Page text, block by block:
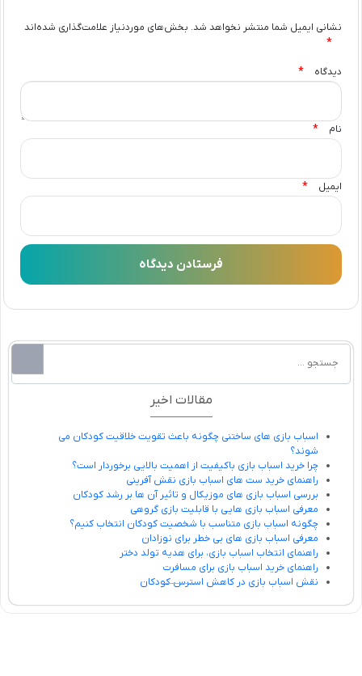
نشانی ایمیل شما منتشر نخواهد شد. بخش‌های موردنیاز علامت‌گذاری شده‌اند
*
دیدگاه *
نام *
ایمیل *
مقالات اخیر
اسباب بازی های ساختنی چگونه باعث تقویت خلاقیت کودکان می
شوند؟
چرا خرید اسباب بازی باکیفیت از اهمیت بالایی برخوردار است؟
راهنمای خرید ست های اسباب بازی نقش آفرینی
بررسی اسباب بازی های موزیکال و تاثیر آن ها بر رشد کودکان
معرفی اسباب بازی هایی با قابلیت بازی گروهی
چگونه اسباب بازی متناسب با شخصیت کودکان انتخاب کنیم؟
معرفی اسباب بازی های بی خطر برای نوزادان
راهنمای انتخاب اسباب بازی، برای هدیه تولد دختر
راهنمای خرید اسباب بازی برای مسافرت
نقش اسباب بازی در کاهش استرس کودکان